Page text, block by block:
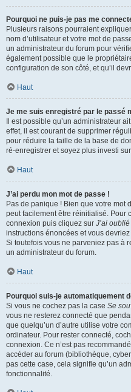
Pourquoi ne puis-je pas me
Plusieurs raisons pourraient
nom d’utilisateur et votre mot de
un administrateur du forum pour
également possible que le
configuration de son côté, et qu’il
Haut
Je me suis enregistré par le passé
Il est possible qu’un administrateur
effet, il est courant de supprimer
pour réduire la taille de la base de
ré-enregistrer et soyez plus investi
Haut
J’ai perdu mon mot de passe !
Pas de panique ! Bien que votre mot
peut facilement être réinitialisé. Pour
connexion puis cliquez sur J’ai
instructions énoncées et vous
Si toutefois vous ne parveniez pas à
un administrateur du forum.
Haut
Pourquoi suis-je automatiquement
Si vous ne cochez pas la case Se
vous ne resterez connecté que
que quelqu’un d’autre utilise votre
ordinateur. Pour rester connecté,
connexion. Ce n’est pas
accéder au forum (bibliothèque,
pas cette case, cela signifie qu’un
fonctionnalité.